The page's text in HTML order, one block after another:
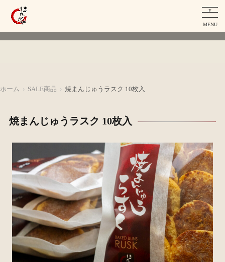
F
MENU
ホーム SALE商品 焼まんじゅうラスク 10枚入
焼まんじゅうラスク 10枚入